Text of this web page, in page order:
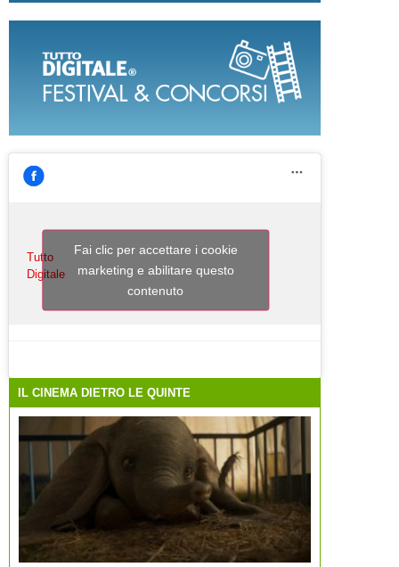
Tutto
Digitale
Fai clic per accettare i cookie
marketing e abilitare questo
contenuto
IL CINEMA DIETRO LE QUINTE